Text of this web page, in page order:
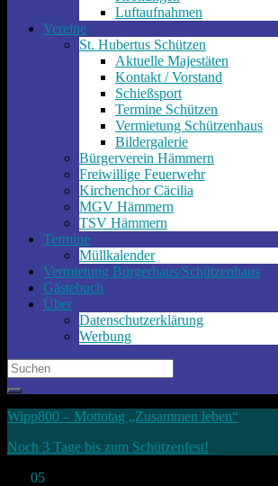
Luftaufnahmen
Vereine
St. Hubertus Schützen
Aktuelle Majestäten
Kontakt / Vorstand
Schießsport
Termine Schützen
Vermietung Schützenhaus
Bildergalerie
Bürgerverein Hämmern
Freiwillige Feuerwehr
Kirchenchor Cäcilia
MGV Hämmern
TSV Hämmern
Termine
Müllkalender
Vermietung Bürgerhaus/Schützenhaus
Gästebuch
Über
Datenschutzerklärung
Werbung
Search
for:
Wipp800 – Mottotag „Zusammen leben“
Noch 3 Tage bis zum Schützenfest!
05